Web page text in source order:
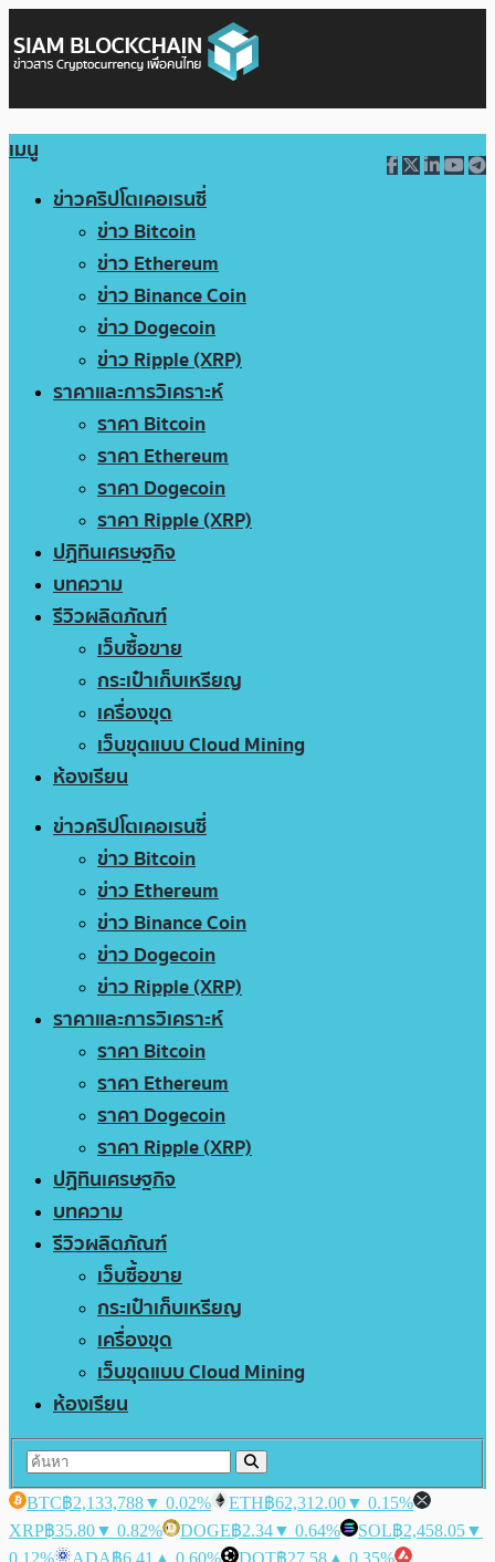
เมนู
ข่าวคริปโตเคอเรนซี่
ข่าว Bitcoin
ข่าว Ethereum
ข่าว Binance Coin
ข่าว Dogecoin
ข่าว Ripple (XRP)
ราคาและการวิเคราะห์
ราคา Bitcoin
ราคา Ethereum
ราคา Dogecoin
ราคา Ripple (XRP)
ปฏิทินเศรษฐกิจ
บทความ
รีวิวผลิตภัณฑ์
เว็บซื้อขาย
กระเป๋าเก็บเหรียญ
เครื่องขุด
เว็บขุดแบบ Cloud Mining
ห้องเรียน
ข่าวคริปโตเคอเรนซี่
ข่าว Bitcoin
ข่าว Ethereum
ข่าว Binance Coin
ข่าว Dogecoin
ข่าว Ripple (XRP)
ราคาและการวิเคราะห์
ราคา Bitcoin
ราคา Ethereum
ราคา Dogecoin
ราคา Ripple (XRP)
ปฏิทินเศรษฐกิจ
บทความ
รีวิวผลิตภัณฑ์
เว็บซื้อขาย
กระเป๋าเก็บเหรียญ
เครื่องขุด
เว็บขุดแบบ Cloud Mining
ห้องเรียน
BTC฿2,133,788▼ 0.02% ETH฿62,312.00▼ 0.15%
XRP฿35.80▼ 0.82% DOGE฿2.34▼ 0.64% SOL฿2,458.05▼
0.12%
ADA฿6.41 ▲ 0.60% DOT฿27.58 ▲ 0.35%